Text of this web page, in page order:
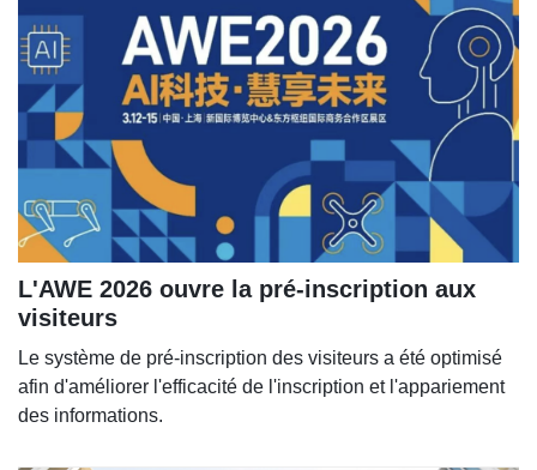
L'AWE 2026 ouvre la pré-inscription aux
visiteurs
Le système de pré-inscription des visiteurs a été optimisé
afin d'améliorer l'efficacité de l'inscription et l'appariement
des informations.